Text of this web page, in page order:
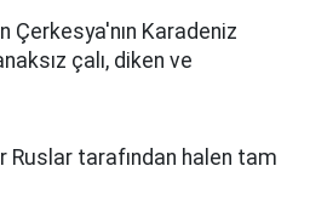
Çerkesya'nın Karadeniz
çalı, diken ve
Ruslar tarafından halen tam